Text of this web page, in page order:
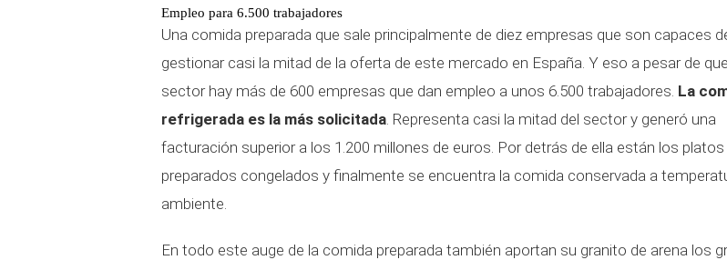
Empleo para 6.500 trabajadores
Una comida preparada que sale principalmente de diez empresas que son capaces
gestionar casi la mitad de la oferta de este mercado en España. Y eso a pesar de
sector hay más de 600 empresas que dan empleo a unos 6.500 trabajadores. La
refrigerada es la más solicitada. Representa casi la mitad del sector y generó una
facturación superior a los 1.200 millones de euros. Por detrás de ella están los platos
preparados congelados y finalmente se encuentra la comida conservada a
ambiente.
En todo este auge de la comida preparada también aportan su granito de arena los